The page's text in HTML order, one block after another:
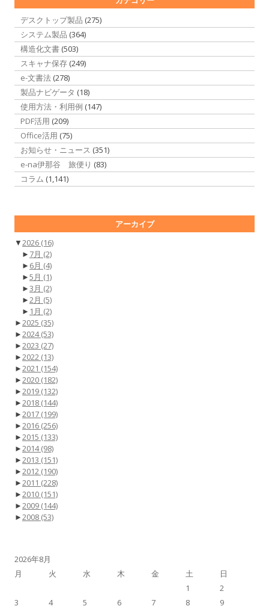
デスクトップ製品 (275)
システム製品 (364)
構造化文書 (503)
スキャナ保存 (249)
e-文書法 (278)
製品ナビゲータ (18)
使用方法・利用例 (147)
PDF活用 (209)
Office活用 (75)
お知らせ・ニュース (351)
e-na伊那谷 旅便り (83)
コラム (1,141)
アーカイブ
▼2026 (16)
► 7月 (2)
► 6月 (4)
►5月 (1)
►3月 (2)
►2月 (5)
► 1月 (2)
►2025 (35)
►2024(53)
►2023 (27)
►2022 (13)
►2021 (154)
►2020 (182)
►2019 (132)
►2018 (144)
►2017 (199)
►2016 (256)
►2015 (133)
►2014(98)
►2013 (151)
►2012 (190)
►2011 (228)
►2010 (151)
►2009 (144)
►2008 (53)
2026年8月
月
火 水 木 金 土
日
1
2
3
4 5 6 7 8 9